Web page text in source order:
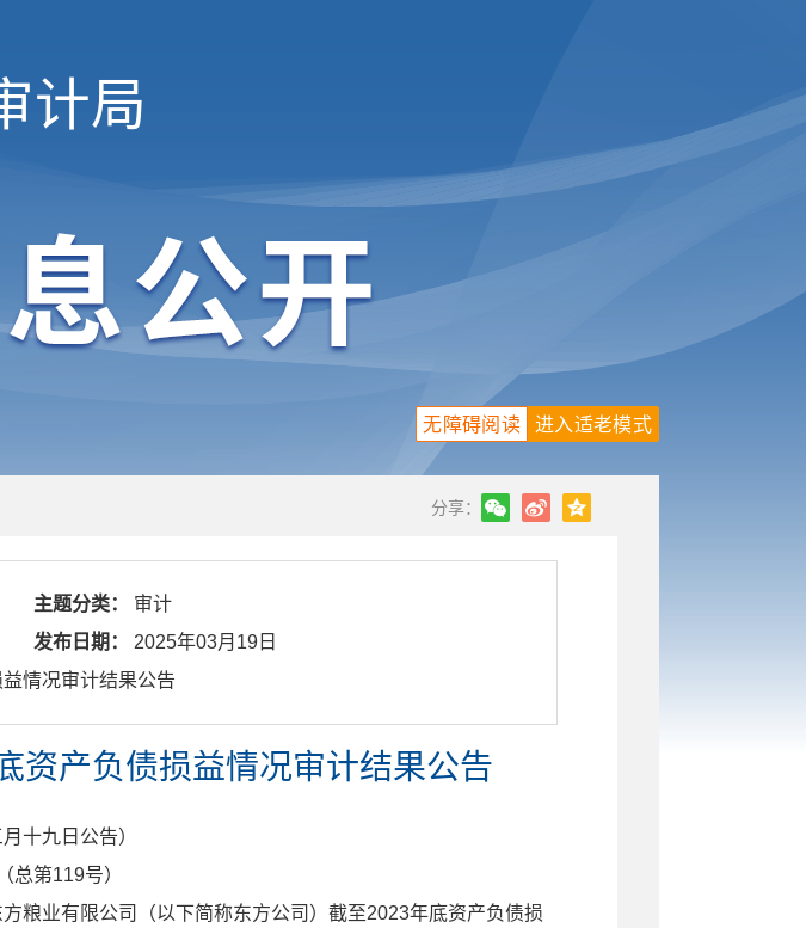
计局
进入适老模式
无障碍阅读
分享：
主题分类：
审计
发布日期：
2025年03月19日
情况审计结果公告
资产负债损益情况审计结果公告
十九日公告）
总第119号）
粮业有限公司 （以下简称东方公司） 截至2023年底资产负债损